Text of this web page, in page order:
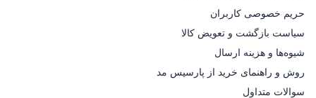
حریم خصوصی کاربران
سیاست بازگشت و تعویض کالا
شیوه‌ها و هزینه ارسال
روش و راهنمای خرید از پارسیس مد
سوالات متداول